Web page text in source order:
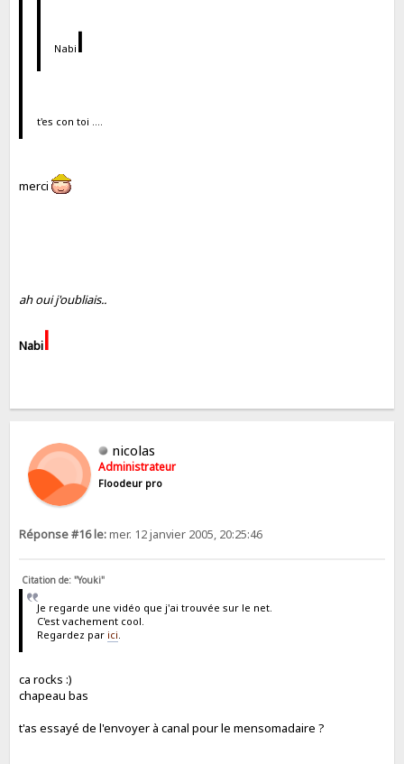
Nabi l
t'es con toi ....
merci
ah oui j'oubliais..
Nabil
nicolas
Administrateur
Floodeur pro
Réponse #16 le:mer. 12 janvier 2005, 20:25:46
Citation de: "Youki"
Je regarde une vidéo que j'ai trouvée sur le net.
C'est vachement cool.
Regardez par ici
ca rocks :)
chapeau bas
t'as essayé de l'envoyer à canal pour le mensomadaire ?